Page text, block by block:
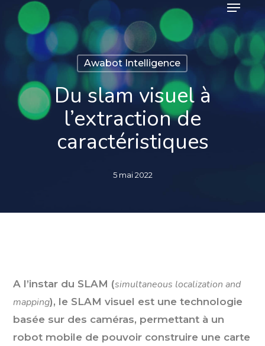
Skip
content
Awabot Intelligence
Du slam visuel à
l’extraction de
caractéristiques
5 mai 2022
A l’instar du SLAM (simultaneous localization and
mapping), le SLAM visuel est une technologie
basée sur des caméras, permettant à un
robot mobile de pouvoir construire une carte